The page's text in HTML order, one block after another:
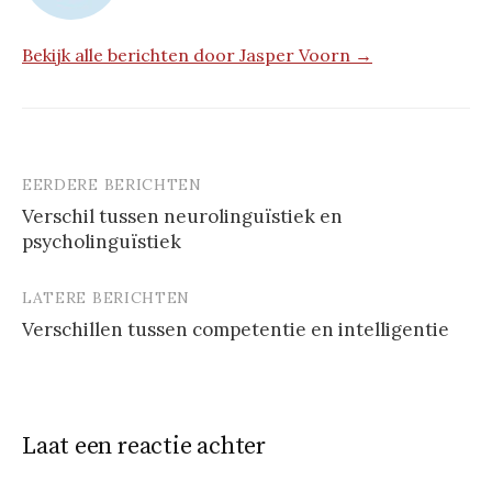
Bekijk alle berichten door Jasper Voorn →
Berichtnavigatie
EERDERE BERICHTEN
Verschil tussen neurolinguïstiek en
psycholinguïstiek
LATERE BERICHTEN
Verschillen tussen competentie en intelligentie
Laat een reactie achter